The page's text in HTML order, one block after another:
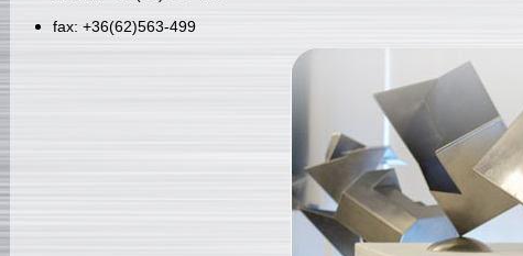
fax: +36(62)563-499